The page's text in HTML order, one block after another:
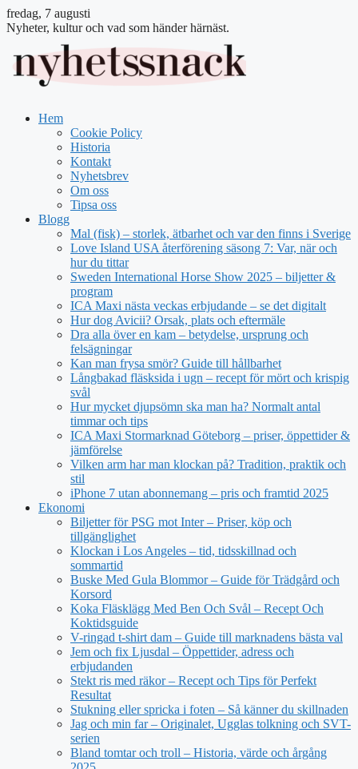
fredag, 7 augusti
Nyheter, kultur och vad som händer härnäst.
Hem
Cookie Policy
Historia
Kontakt
Nyhetsbrev
Om oss
Tipsa oss
Blogg
Mal (fisk) – storlek, ätbarhet och var den finns i Sverige
Love Island USA återförening säsong 7: Var, när och
hur du tittar
Sweden International Horse Show 2025 – biljetter &
program
ICA Maxi nästa veckas erbjudande – se det digitalt
Hur dog Avicii? Orsak, plats och eftermäle
Dra alla över en kam – betydelse, ursprung och
felsägningar
Kan man frysa smör? Guide till hållbarhet
Långbakad fläsksida i ugn – recept för mört och krispig
svål
Hur mycket djupsömn ska man ha? Normalt antal
timmar och tips
ICA Maxi Stormarknad Göteborg – priser, öppettider &
jämförelse
Vilken arm har man klockan på? Tradition, praktik och
stil
iPhone 7 utan abonnemang – pris och framtid 2025
Ekonomi
Biljetter för PSG mot Inter – Priser, köp och
tillgänglighet
Klockan i Los Angeles – tid, tidsskillnad och
sommartid
Buske Med Gula Blommor – Guide för Trädgård och
Korsord
Koka Fläsklägg Med Ben Och Svål – Recept Och
Koktidsguide
V-ringad t-shirt dam – Guide till marknadens bästa val
Jem och fix Ljusdal – Öppettider, adress och
erbjudanden
Stekt ris med räkor – Recept och Tips för Perfekt
Resultat
Stukning eller spricka i foten – Så känner du skillnaden
Jag och min far – Originalet, Ugglas tolkning och SVT-
serien
Bland tomtar och troll – Historia, värde och årgång